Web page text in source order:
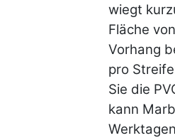
wiegt
Fläche
Vorhang
pro
Sie die
kann